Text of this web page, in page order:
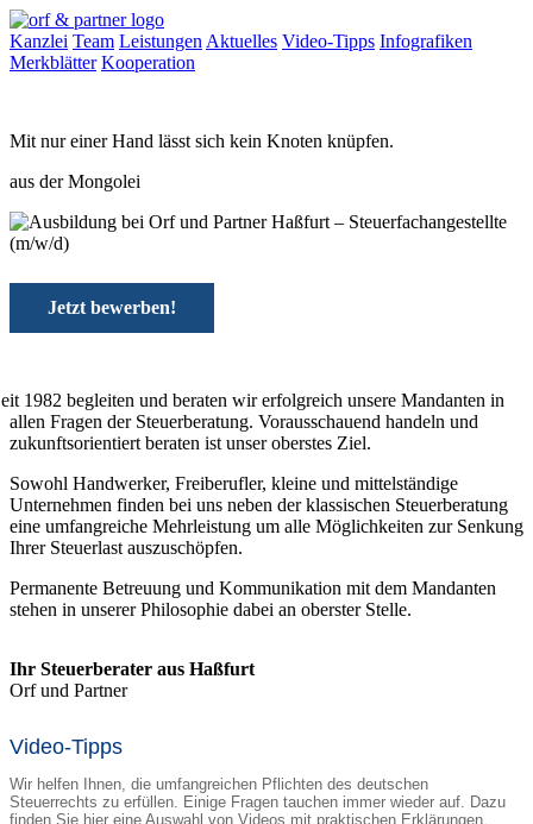
Kanzlei Team Leistungen Aktuelles Video-Tipps Infografiken
Merkblätter Kooperation
Mit nur einer Hand lässt sich kein Knoten knüpfen.
aus der Mongolei
Jetzt bewerben!
1982 begleiten und beraten wir erfolgreich unsere Mandanten in
allen Fragen der Steuerberatung. Vorausschauend handeln und
zukunftsorientiert beraten ist unser oberstes Ziel.
Sowohl Handwerker, Freiberufler, kleine und mittelständige
Unternehmen finden bei uns neben der klassischen Steuerberatung
eine umfangreiche Mehrleistung um alle Möglichkeiten zur Senkung
Ihrer Steuerlast auszuschöpfen.
Permanente Betreuung und Kommunikation mit dem Mandanten
stehen in unserer Philosophie dabei an oberster Stelle.
Ihr Steuerberater aus Haßfurt
Orf und Partner